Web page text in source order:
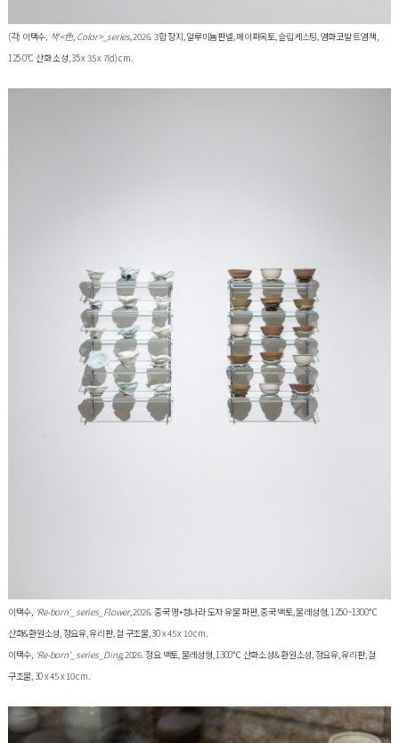
(각) 이택수 , 색'<色, Color>_series, 2026. 3합 장지, 알루미늄판넬, 페이퍼옥토, 슬립케스팅, 염화코발 트염색,
125 0°C 산화 소성, 35 x 35 x 7(d) cm.
이택수, ‘Re-born'_series_Flower, 2026. 중국 명•청나라 도자 유물 파편, 중국 백토, 물레성형, 1250~1300℃
산화&환원소성, 정요유, 유리판, 철 구조물, 30 x 45 x 10 cm.
이택수, ‘Re-born'_series_Ding, 2026. 정요 백토, 물레성형, 1300℃ 산화소성& 환원소성, 정요유, 유리판, 철
구조물, 30 x 45 x 10 cm.